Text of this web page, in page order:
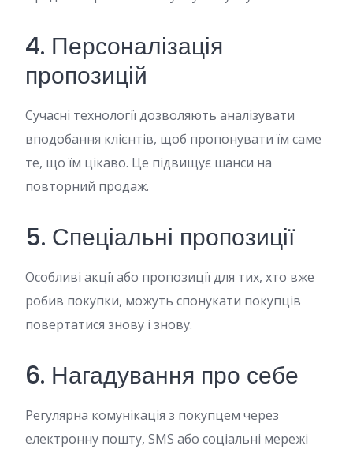
4. Персоналізація
пропозицій
Сучасні технології дозволяють аналізувати
вподобання клієнтів, щоб пропонувати їм саме
те, що їм цікаво. Це підвищує шанси на
повторний продаж.
5. Спеціальні пропозиції
Особливі акції або пропозиції для тих, хто вже
робив покупки, можуть спонукати покупців
повертатися знову і знову.
6. Нагадування про себе
Регулярна комунікація з покупцем через
електронну пошту, SMS або соціальні мережі